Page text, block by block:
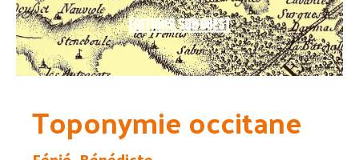
Toponymie occitane